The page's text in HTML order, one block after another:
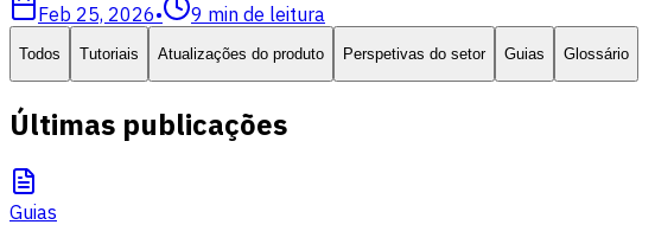
Feb 25, 2026• 9 min de leitura
Todos Tutoriais Atualizações do produto Perspetivas do setor Guias Glossário
Últimas publicações
Guias